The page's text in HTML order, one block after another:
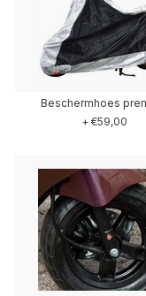
Beschermhoes
+ €59,00